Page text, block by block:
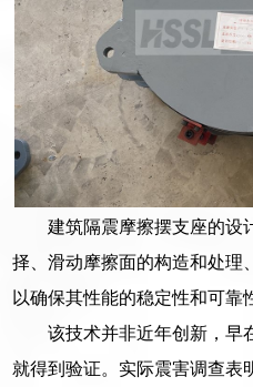
建筑隔震摩擦摆支座的设
择、滑动摩擦面的构造和处理
以确保其性能的稳定性和可靠
该技术并非近年创新，早
就得到验证。实际震害调查表